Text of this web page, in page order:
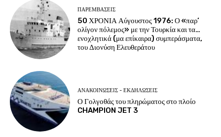
ΠΑΡΕΜΒΑΣΕΙΣ
50 ΧΡΟΝΙΑ Αύγουστος 1976: Ο «παρ’
ολίγον πόλεμος» με την Τουρκία και τα…
ενοχλητικά (μα επίκαιρα) συμπεράσματα,
του Διονύση Ελευθεράτου
ΑΝΑΚΟΙΝΩΣΕΙΣ - ΕΚΔΗΛΩΣΕΙΣ
Ο Γολγοθάς του πληρώματος στο πλοίο
CHAMPION JET 3